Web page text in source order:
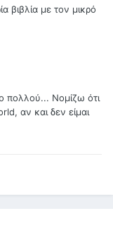
βιβλία με τον μικρό
πολλού... Νομίζω ότι
αν και δεν είμαι